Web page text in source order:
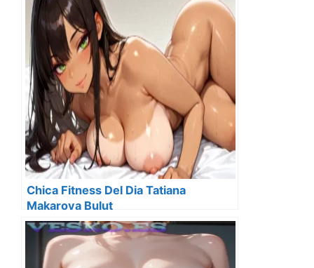
Chica Fitness Del Dia Tatiana
Makarova Bulut